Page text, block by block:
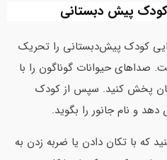
پیش‌ دبستانی
کودک پیش‌دبستانی را تحریک
صداهای حیوانات گوناگون را با
پخش کنید. سپس از کودک
و نام جانور را بگوید.
که با تکان دادن یا ضربه زدن به